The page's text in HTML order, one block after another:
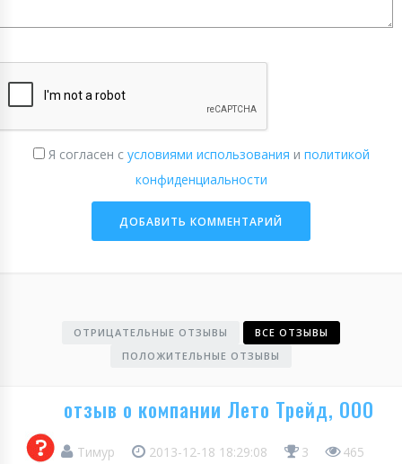
Я согласен с условиями использования и политикой
конфиденциальности
ОТРИЦАТЕЛЬНЫЕ ОТЗЫВЫ
ВСЕ ОТЗЫВЫ
ПОЛОЖИТЕЛЬНЫЕ ОТЗЫВЫ
отзыв о компании Лето Трейд, ООО
Тимур 2013-12-18 18:29:08 3 465